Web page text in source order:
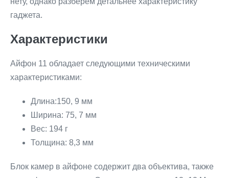
гаджета.
Характеристики
Айфон 11 обладает следующими техническими
характеристиками:
Длина:150, 9 мм
Ширина: 75, 7 мм
Вес: 194 г
Толщина: 8,3 мм
Блок камер в айфоне содержит два объектива, также